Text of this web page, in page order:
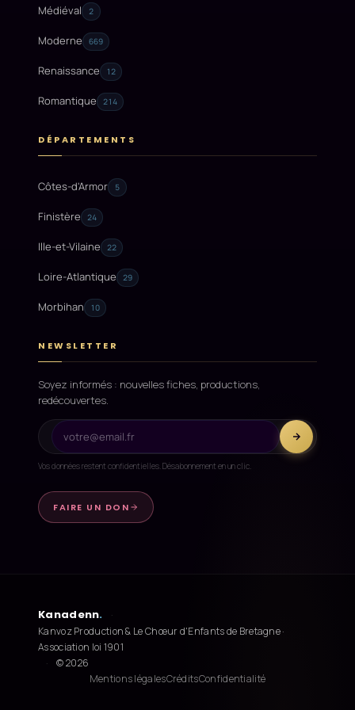
Médiéval 2
Moderne 669
Renaissance 12
Romantique 214
DÉPARTEMENTS
Côtes-d'Armor 5
Finistère 24
Ille-et-Vilaine 22
Loire-Atlantique 29
Morbihan 10
NEWSLETTER
Soyez informés : nouvelles fiches, productions,
redécouvertes.
Vos données restent confidentielles. Désabonnement en un clic.
FAIRE UN DON
Kanadenn.
·
Kanvoz Production & Le Chœur d'Enfants de Bretagne ·
Association loi 1901
·
© 2026
Mentions légalesCréditsConfidentialité